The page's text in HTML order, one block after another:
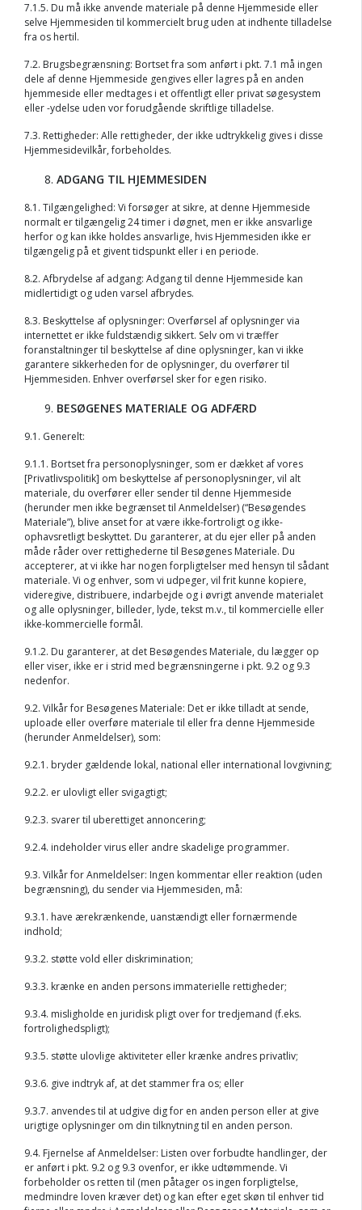
7.1.5. Du må ikke anvende materiale på denne Hjemmeside eller
selve Hjemmesiden til kommercielt brug uden at indhente tilladelse
fra os hertil.
7.2. Brugsbegrænsning: Bortset fra som anført i pkt. 7.1 må ingen
dele af denne Hjemmeside gengives eller lagres på en anden
hjemmeside eller medtages i et offentligt eller privat søgesystem
eller -ydelse uden vor forudgående skriftlige tilladelse.
7.3. Rettigheder: Alle rettigheder, der ikke udtrykkelig gives i disse
Hjemmesidevilkår, forbeholdes.
ADGANG TIL HJEMMESIDEN
8.1. Tilgængelighed: Vi forsøger at sikre, at denne Hjemmeside
normalt er tilgængelig 24 timer i døgnet, men er ikke ansvarlige
herfor og kan ikke holdes ansvarlige, hvis Hjemmesiden ikke er
tilgængelig på et givent tidspunkt eller i en periode.
8.2. Afbrydelse af adgang: Adgang til denne Hjemmeside kan
midlertidigt og uden varsel afbrydes.
8.3. Beskyttelse af oplysninger: Overførsel af oplysninger via
internettet er ikke fuldstændig sikkert. Selv om vi træffer
foranstaltninger til beskyttelse af dine oplysninger, kan vi ikke
garantere sikkerheden for de oplysninger, du overfører til
Hjemmesiden. Enhver overførsel sker for egen risiko.
BESØGENES MATERIALE OG ADFÆRD
9.1. Generelt:
9.1.1. Bortset fra personoplysninger, som er dækket af vores
[Privatlivspolitik] om beskyttelse af personoplysninger, vil alt
materiale, du overfører eller sender til denne Hjemmeside
(herunder men ikke begrænset til Anmeldelser) (“Besøgendes
Materiale”), blive anset for at være ikke-fortroligt og ikke-
ophavsretligt beskyttet. Du garanterer, at du ejer eller på anden
måde råder over rettighederne til Besøgenes Materiale. Du
accepterer, at vi ikke har nogen forpligtelser med hensyn til sådant
materiale. Vi og enhver, som vi udpeger, vil frit kunne kopiere,
videregive, distribuere, indarbejde og i øvrigt anvende materialet
og alle oplysninger, billeder, lyde, tekst m.v., til kommercielle eller
ikke-kommercielle formål.
9.1.2. Du garanterer, at det Besøgendes Materiale, du lægger op
eller viser, ikke er i strid med begrænsningerne i pkt. 9.2 og 9.3
nedenfor.
9.2. Vilkår for Besøgenes Materiale: Det er ikke tilladt at sende,
uploade eller overføre materiale til eller fra denne Hjemmeside
(herunder Anmeldelser), som:
9.2.1. bryder gældende lokal, national eller international lovgivning;
9.2.2. er ulovligt eller svigagtigt;
9.2.3. svarer til uberettiget annoncering;
9.2.4. indeholder virus eller andre skadelige programmer.
9.3. Vilkår for Anmeldelser: Ingen kommentar eller reaktion (uden
begrænsning), du sender via Hjemmesiden, må:
9.3.1. have ærekrænkende, uanstændigt eller fornærmende
indhold;
9.3.2. støtte vold eller diskrimination;
9.3.3. krænke en anden persons immaterielle rettigheder;
9.3.4. misligholde en juridisk pligt over for tredjemand (f.eks.
fortrolighedspligt);
9.3.5. støtte ulovlige aktiviteter eller krænke andres privatliv;
9.3.6. give indtryk af, at det stammer fra os; eller
9.3.7. anvendes til at udgive dig for en anden person eller at give
urigtige oplysninger om din tilknytning til en anden person.
9.4. Fjernelse af Anmeldelser: Listen over forbudte handlinger, der
er anført i pkt. 9.2 og 9.3 ovenfor, er ikke udtømmende. Vi
forbeholder os retten til (men påtager os ingen forpligtelse,
medmindre loven kræver det) og kan efter eget skøn til enhver tid